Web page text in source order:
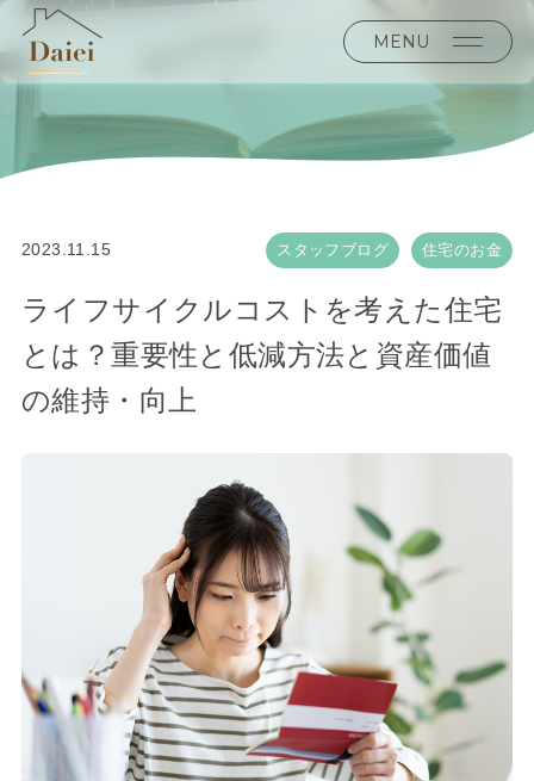
MENU
2023.11.15 スタッフブログ 住宅のお金
ライフサイクルコストを考えた住宅
とは？重要性と低減方法と資産価値
の維持・向上